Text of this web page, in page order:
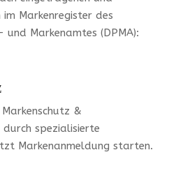
Markenregister des
Markenamtes (DPMA):
Markenschutz &
durch spezialisierte
Markenanmeldung starten.